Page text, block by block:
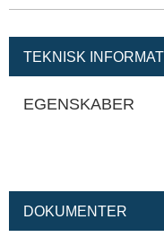
TEKNISK
EGENSKABER
DOKUMENTER